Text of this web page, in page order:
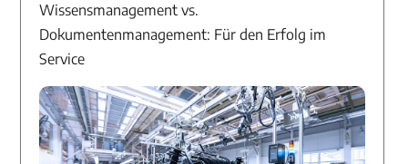
Wissensmanagement vs.
Dokumentenmanagement: Für den Erfolg im
Service